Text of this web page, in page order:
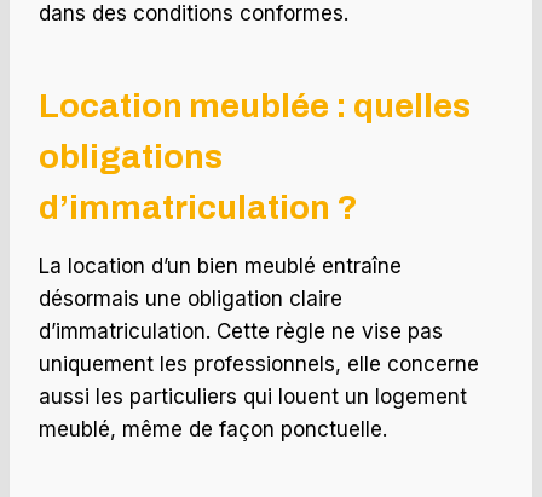
dans des conditions conformes.
Location meublée : quelles
obligations
d’immatriculation ?
La location d’un bien meublé entraîne
désormais une obligation claire
d’immatriculation. Cette règle ne vise pas
uniquement les professionnels, elle concerne
aussi les particuliers qui louent un logement
meublé, même de façon ponctuelle.